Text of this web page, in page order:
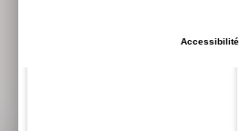
Accessibilité